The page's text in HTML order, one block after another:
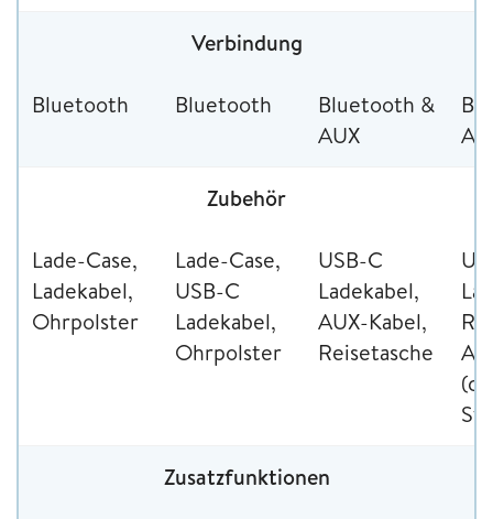
Verbindung
Bluetooth Bluetooth
Bluetooth &
AUX
Zubehör
Lade-Case,
Ladekabel,
Ohrpolster
Lade-Case,
USB-C
Ladekabel,
Ohrpolster
USB-C
Ladekabel,
AUX-Kabel,
Reisetasche
Zusatzfunktionen